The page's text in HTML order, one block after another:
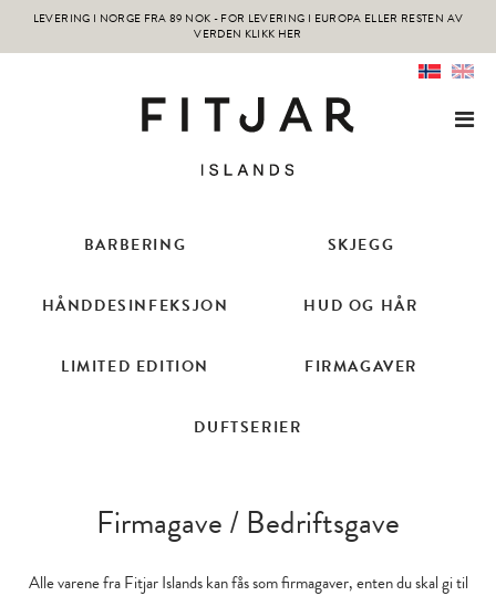
LEVERING I NORGE FRA 89 NOK - FOR LEVERING I EUROPA ELLER RESTEN AV
VERDEN KLIKK HER
BARBERING SKJEGG
HÅNDDESINFEKSJON HUD OG HÅR
LIMITED EDITION FIRMAGAVER
DUFTSERIER
Firmagave / Bedriftsgave
Alle varene fra Fitjar Islands kan fås som firmagaver, enten du skal gi til